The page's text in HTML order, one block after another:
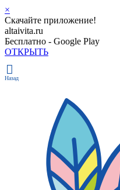
×
Скачайте приложение!
altaivita.ru
Бесплатно - Google Play
ОТКРЫТЬ
Назад